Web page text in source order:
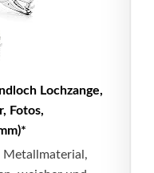
Lochzange,
Fotos,
Metallmaterial,